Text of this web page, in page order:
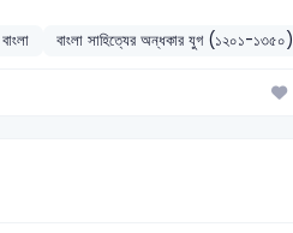
বাংলা বাংলা সাহিত্যের অন্ধকার যুগ (১২০১-১৩৫০)